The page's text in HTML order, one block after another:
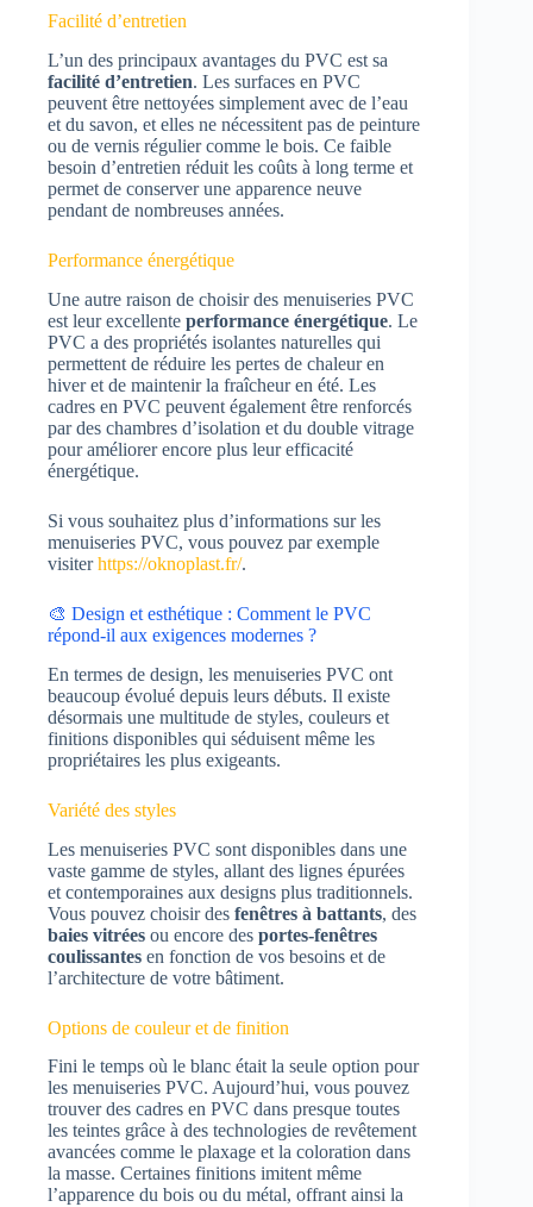
Facilité d’entretien
L’un des principaux avantages du PVC est sa
facilité d’entretien. Les surfaces en PVC
peuvent être nettoyées simplement avec de l’eau
et du savon, et elles ne nécessitent pas de peinture
ou de vernis régulier comme le bois. Ce faible
besoin d’entretien réduit les coûts à long terme et
permet de conserver une apparence neuve
pendant de nombreuses années.
Performance énergétique
Une autre raison de choisir des menuiseries PVC
est leur excellente performance énergétique. Le
PVC a des propriétés isolantes naturelles qui
permettent de réduire les pertes de chaleur en
hiver et de maintenir la fraîcheur en été. Les
cadres en PVC peuvent également être renforcés
par des chambres d’isolation et du double vitrage
pour améliorer encore plus leur efficacité
énergétique.
Si vous souhaitez plus d’informations sur les
menuiseries PVC, vous pouvez par exemple
visiterhttps://oknoplast.fr/.
🎨 Design et esthétique : Comment le PVC
répond-il aux exigences modernes ?
En termes de design, les menuiseries PVC ont
beaucoup évolué depuis leurs débuts. Il existe
désormais une multitude de styles, couleurs et
finitions disponibles qui séduisent même les
propriétaires les plus exigeants.
Variété des styles
Les menuiseries PVC sont disponibles dans une
vaste gamme de styles, allant des lignes épurées
et contemporaines aux designs plus traditionnels.
Vous pouvez choisir des fenêtres à battants, des
baies vitrées ou encore des portes-fenêtres
coulissantes en fonction de vos besoins et de
l’architecture de votre bâtiment.
Options de couleur et de finition
Fini le temps où le blanc était la seule option pour
les menuiseries PVC. Aujourd’hui, vous pouvez
trouver des cadres en PVC dans presque toutes
les teintes grâce à des technologies de revêtement
avancées comme le plaxage et la coloration dans
la masse. Certaines finitions imitent même
l’apparence du bois ou du métal, offrant ainsi la